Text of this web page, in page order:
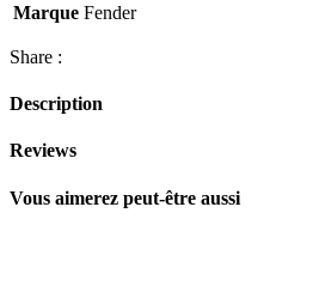
Marque Fender
Share :
Description
Reviews
Vous aimerez peut-être aussi